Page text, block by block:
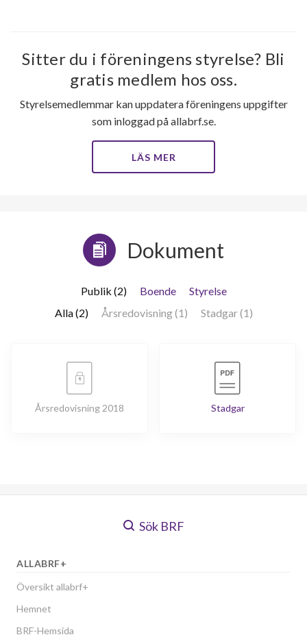
Sitter du i föreningens styrelse? Bli
gratis medlem hos oss.
Styrelsemedlemmar kan uppdatera föreningens uppgifter
som inloggad på allabrf.se.
LÄS MER
Dokument
Publik (2) Boende
Styrelse
Alla (2)
Årsredovisning (1) Stadgar (1)
Årsredovisning 2018 Stadgar
Sök BRF
ALLABRF+
Översikt allabrf+
Hemnet
BRF-Hemsida